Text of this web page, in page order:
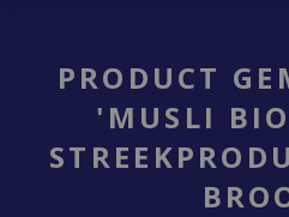
PRODUCT
'MUSLI